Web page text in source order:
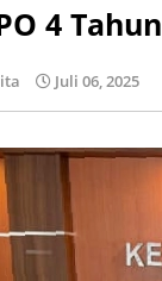
4
Juli 06, 2025